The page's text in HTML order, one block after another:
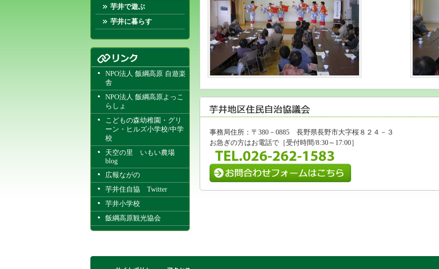
芋井で遊ぶ
芋井に暮らす
NPO法人 飯綱高原 自遊楽
舎
NPO法人 飯綱高原よっこ
らしょ
こどもの森幼稚園・グリ
ーン・ヒルズ小学校/中学
校
天空の里 いもい農場
blog
広報ながの
芋井住自協 Twitter
芋井小学校
飯綱高原観光協会
事務局住所：〒380－0885 長野県長野市大字桜８２４－３
お急ぎの方はお電話で［受付時間/8:30～17:00］